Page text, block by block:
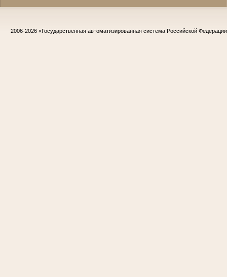
2006-2026 «Государственная автоматизированная система Российской